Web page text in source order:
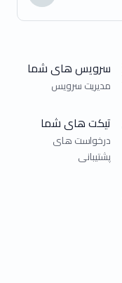
سرویس های شما
مدیریت سرویس
تیکت های شما
درخواست های
پشتیبانی